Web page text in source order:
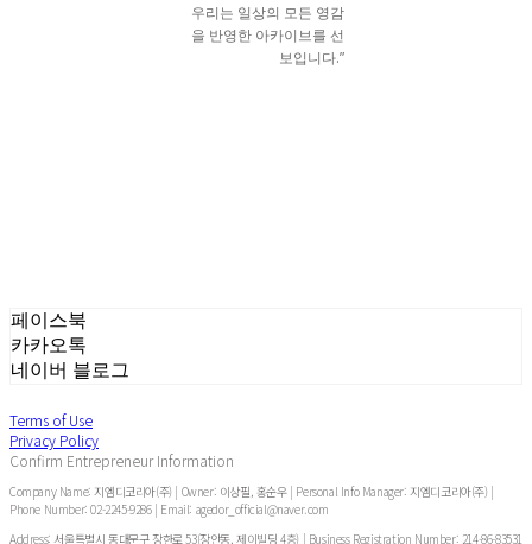
우리는 일상의 모든 영감
을 반영한 아카이브를 선
보입니다.”
페이스북
카카오톡
네이버 블로그
Terms of Use
Privacy Policy
Confirm Entrepreneur Information
Company Name: 지엠디코리아(주) | Owner: 이상필, 홍순우 | Personal Info Manager: 지엠디코리아(주) |
Phone Number: 02-2245-9286 | Email: agedor_official@naver.com
Address: 서울특별시 동대문구 장한로 53(장안동, 제이빌딩 4층) | Business Registration Number: 214-86-83531